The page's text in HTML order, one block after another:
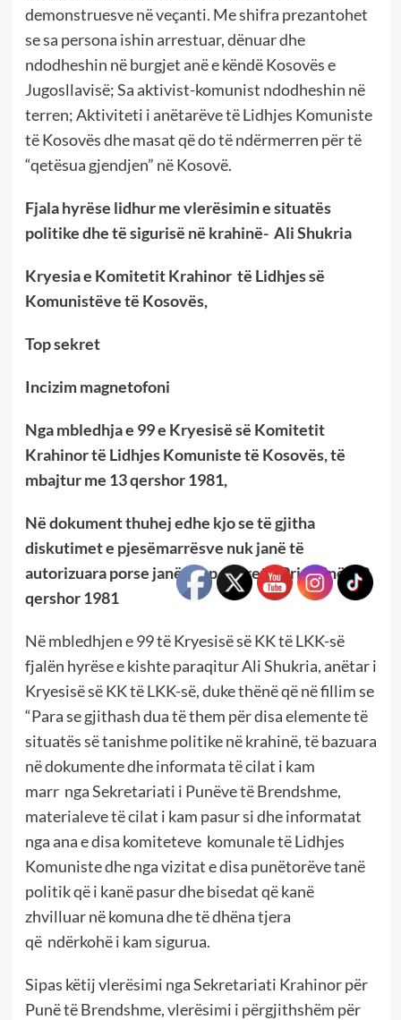
demonstruesve në veçanti. Me shifra prezantohet
se sa persona ishin arrestuar, dënuar dhe
ndodheshin në burgjet anë e këndë Kosovës e
Jugosllavisë; Sa aktivist-komunist ndodheshin në
terren; Aktiviteti i anëtarëve të Lidhjes Komuniste
të Kosovës dhe masat që do të ndërmerren për të
“qetësua gjendjen” në Kosovë.
Fjala hyrëse lidhur me vlerësimin e situatës
politike dhe të sigurisë në krahinë- Ali Shukria
Kryesia e Komitetit Krahinor të Lidhjes së
Komunistëve të Kosovës,
Top sekret
Incizim magnetofoni
Nga mbledhja e 99 e Kryesisë së Komitetit
Krahinor të Lidhjes Komuniste të Kosovës, të
mbajtur me 13 qershor 1981,
Në dokument thuhej edhe kjo se të gjitha
diskutimet e pjesëmarrësve nuk janë të
autorizuara porse janë “Top sekret”. Prishtinë, 13
qershor 1981
Në mbledhjen e 99 të Kryesisë së KK të LKK-së
fjalën hyrëse e kishte paraqitur Ali Shukria, anëtar i
Kryesisë së KK të LKK-së, duke thënë që në fillim se
“Para se gjithash dua të them për disa elemente të
situatës së tanishme politike në krahinë, të bazuara
në dokumente dhe informata të cilat i kam
marr nga Sekretariati i Punëve të Brendshme,
materialeve të cilat i kam pasur si dhe informatat
nga ana e disa komiteteve komunale të Lidhjes
Komuniste dhe nga vizitat e disa punëtorëve tanë
politik që i kanë pasur dhe bisedat që kanë
zhvilluar në komuna dhe të dhëna tjera
që ndërkohë i kam sigurua.
Sipas këtij vlerësimi nga Sekretariati Krahinor për
Punë të Brendshme, vlerësimi i përgjithshëm për